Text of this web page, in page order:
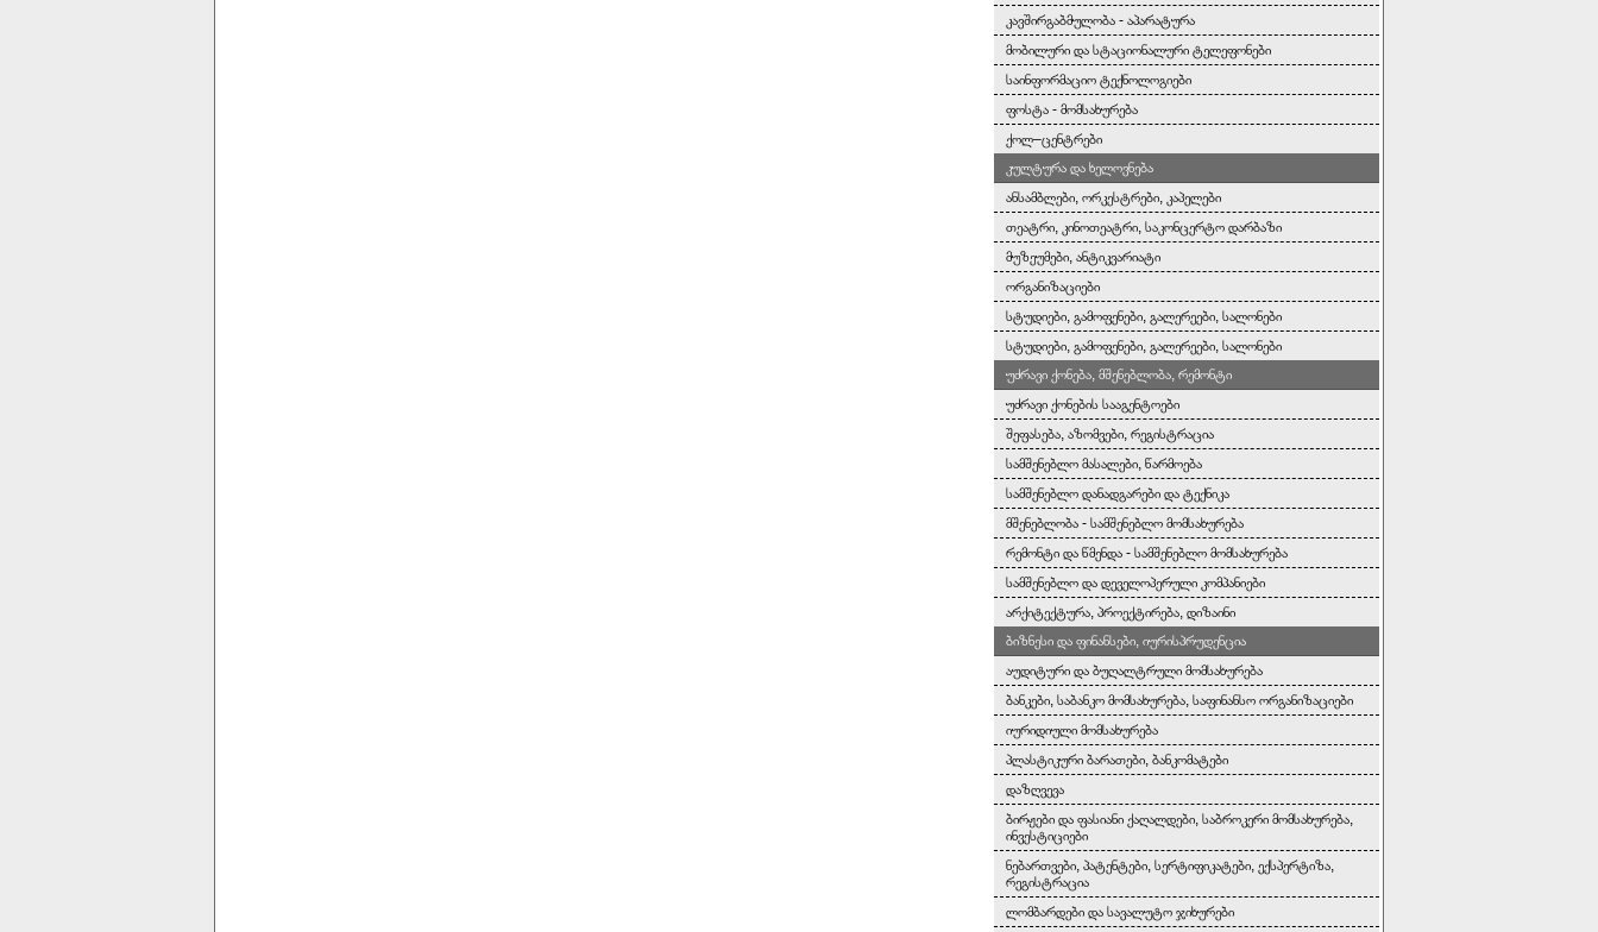
კავშირგაბმულობა - აპარატურა
მობილური და სტაციონალური ტელეფონები
საინფორმაციო ტექნოლოგიები
ფოსტა - მომსახურება
ქოლ–ცენტრები
კულტურა და ხელოვნება
ანსამბლები, ორკესტრები, კაპელები
თეატრი, კინოთეატრი, საკონცერტო დარბაზი
მუზეუმები, ანტიკვარიატი
ორგანიზაციები
სტუდიები, გამოფენები, გალერეები, სალონები
სტუდიები, გამოფენები, გალერეები, სალონები
უძრავი ქონება, მშენებლობა, რემონტი
უძრავი ქონების სააგენტოები
შეფასება, აზომვები, რეგისტრაცია
სამშენებლო მასალები, წარმოება
სამშენებლო დანადგარები და ტექნიკა
მშენებლობა - სამშენებლო მომსახურება
რემონტი და წმენდა - სამშენებლო მომსახურება
სამშენებლო და დეველოპერული კომპანიები
არქიტექტურა, პროექტირება, დიზაინი
ბიზნესი და ფინანსები, იურისპრუდენცია
აუდიტური და ბუღალტრული მომსახურება
ბანკები, საბანკო მომსახურება, საფინანსო ორგანიზაციები
იურიდიული მომსახურება
პლასტიკური ბარათები, ბანკომატები
დაზღვევა
ბირჟები და ფასიანი ქაღალდები, საბროკერი მომსახურება,
ინვესტიციები
ნებართვები, პატენტები, სერტიფიკატები, ექსპერტიზა,
რეგისტრაცია
ლომბარდები და სავალუტო ჯიხურები